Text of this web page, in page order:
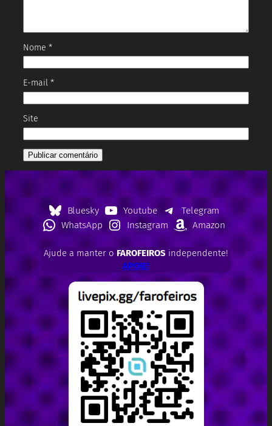
Nome *
E-mail *
Site
Bluesky Youtube
Telegram
WhatsApp
Instagram Amazon
Ajude a manter o FAROFEIROSindependente!
APOIE!